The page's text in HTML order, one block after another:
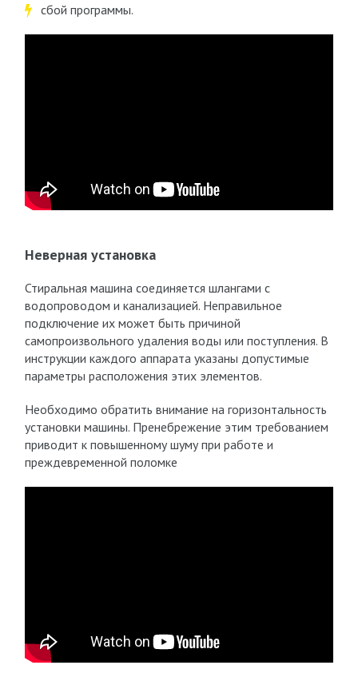
сбой программы.
Неверная установка
Стиральная машина соединяется шлангами с
водопроводом и канализацией. Неправильное
подключение их может быть причиной
самопроизвольного удаления воды или поступления. В
инструкции каждого аппарата указаны допустимые
параметры расположения этих элементов.
Необходимо обратить внимание на горизонтальность
установки машины. Пренебрежение этим требованием
приводит к повышенному шуму при работе и
преждевременной поломке